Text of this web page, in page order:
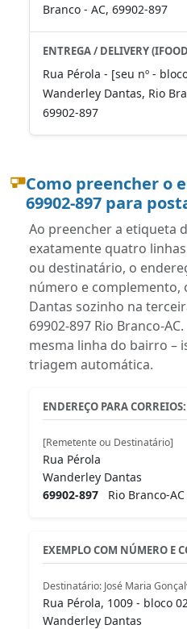
Branco - AC, 69902-897
ENTREGA / DELIVERY
Rua Pérola - [seu nº -
Wanderley Dantas, Rio
69902-897
Como preencher o
69902-897 para
Ao preencher a etiqueta
exatamente quatro
ou destinatário, o
número e complemento,
Dantas sozinho na
69902-897 Rio Branco-
mesma linha do bairro –
triagem automática.
ENDEREÇO PARA CORREIOS:
[Remetente ou Destinatário]
Rua Pérola
Wanderley Dantas
69902-897 Rio Branco-AC
EXEMPLO COM NÚMERO E
Destinatário: José Maria
Rua Pérola, 1009 - bloco
Wanderley Dantas